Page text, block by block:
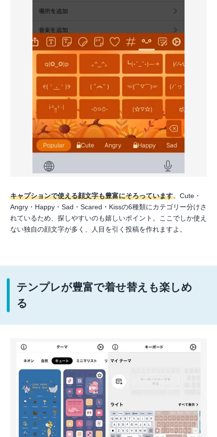
キャプションで使える顔文字も豊富にそろっています。Cute・
Angry・Happy・Sad・Scared・Kissの6種類にカテゴリー分けさ
れているため、探しやすいのも嬉しいポイント。ここでしか使え
ない独自の顔文字が多く、人目を引く投稿を作れますよ。
テンプレが豊富で着せ替えも楽しめ
る